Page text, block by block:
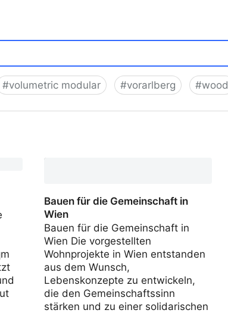
#volumetric modular #vorarlberg #wood
Bauen für die Gemeinschaft in
Wien
Bauen für die Gemeinschaft in
Wien Die vorgestellten
Wohnprojekte in Wien entstanden
aus dem Wunsch,
Lebenskonzepte zu entwickeln,
die den Gemeinschaftssinn
stärken und zu einer solidarischen